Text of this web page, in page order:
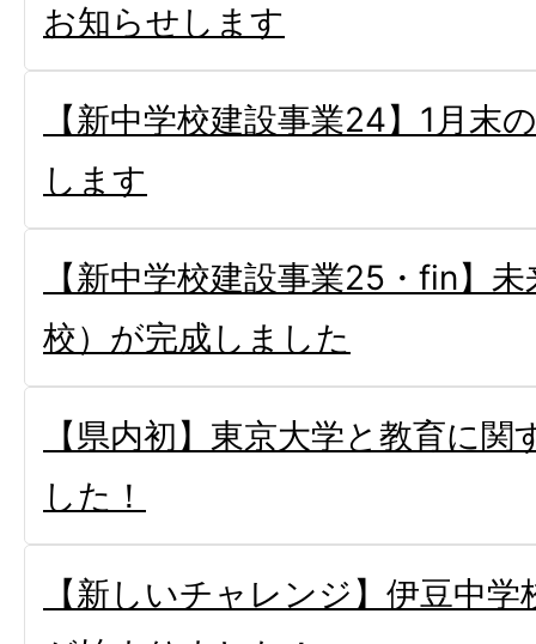
お知らせします
【新中学校建設事業24】1月末
します
【新中学校建設事業25・fin】
校）が完成しました
【県内初】東京大学と教育に
した！
【新しいチャレンジ】伊豆中